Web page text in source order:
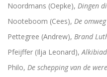
Noordmans (Oepke), Dingen
Nooteboom (Cees), De
Pettegree (Andrew), Brand
Pfeijffer (Ilja Leonard),
Philo, De schepping van de